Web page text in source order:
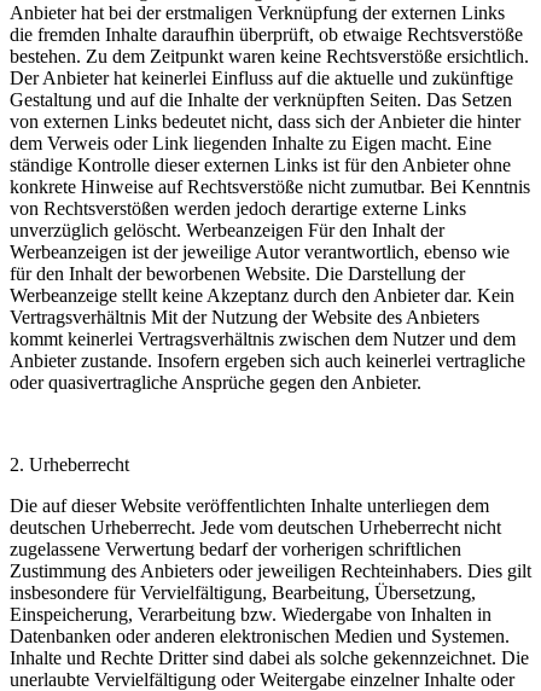
Anbieter hat bei der erstmaligen Verknüpfung der externen Links
die fremden Inhalte daraufhin überprüft, ob etwaige Rechtsverstöße
bestehen. Zu dem Zeitpunkt waren keine Rechtsverstöße ersichtlich.
Der Anbieter hat keinerlei Einfluss auf die aktuelle und zukünftige
Gestaltung und auf die Inhalte der verknüpften Seiten. Das Setzen
von externen Links bedeutet nicht, dass sich der Anbieter die hinter
dem Verweis oder Link liegenden Inhalte zu Eigen macht. Eine
ständige Kontrolle dieser externen Links ist für den Anbieter ohne
konkrete Hinweise auf Rechtsverstöße nicht zumutbar. Bei Kenntnis
von Rechtsverstößen werden jedoch derartige externe Links
unverzüglich gelöscht. Werbeanzeigen Für den Inhalt der
Werbeanzeigen ist der jeweilige Autor verantwortlich, ebenso wie
für den Inhalt der beworbenen Website. Die Darstellung der
Werbeanzeige stellt keine Akzeptanz durch den Anbieter dar. Kein
Vertragsverhältnis Mit der Nutzung der Website des Anbieters
kommt keinerlei Vertragsverhältnis zwischen dem Nutzer und dem
Anbieter zustande. Insofern ergeben sich auch keinerlei vertragliche
oder quasivertragliche Ansprüche gegen den Anbieter.
2. Urheberrecht
Die auf dieser Website veröffentlichten Inhalte unterliegen dem
deutschen Urheberrecht. Jede vom deutschen Urheberrecht nicht
zugelassene Verwertung bedarf der vorherigen schriftlichen
Zustimmung des Anbieters oder jeweiligen Rechteinhabers. Dies gilt
insbesondere für Vervielfältigung, Bearbeitung, Übersetzung,
Einspeicherung, Verarbeitung bzw. Wiedergabe von Inhalten in
Datenbanken oder anderen elektronischen Medien und Systemen.
Inhalte und Rechte Dritter sind dabei als solche gekennzeichnet. Die
unerlaubte Vervielfältigung oder Weitergabe einzelner Inhalte oder